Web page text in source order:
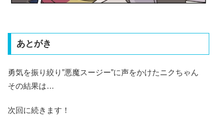
あとがき
勇気を振り絞り”悪魔スージー”に声をかけたニクちゃん
その結果は…
次回に続きます！